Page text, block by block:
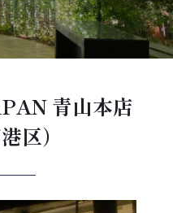
青山本店
区）